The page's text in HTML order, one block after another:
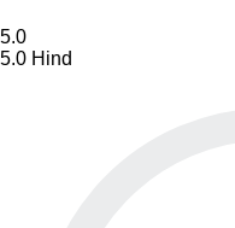
5.0
5.0 Hind